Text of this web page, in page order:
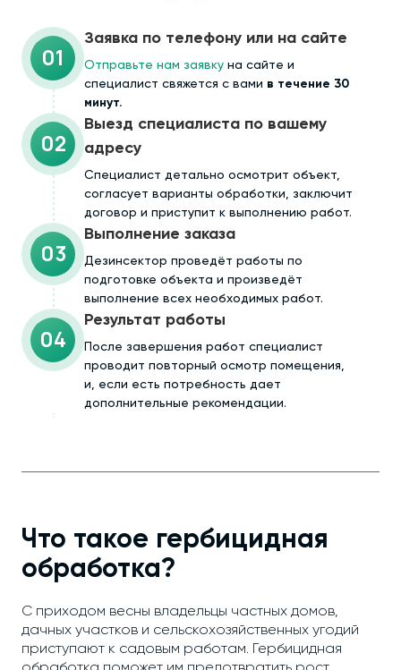
01
Заявка по телефону или на сайте
Отправьте нам заявку на сайте и
специалист свяжется с вами в течение 30
минут.
02
Выезд специалиста по вашему
адресу
Cпециалист детально осмотрит объект,
согласует варианты обработки, заключит
договор и приступит к выполнению работ.
03
Выполнение заказа
Дезинсектор проведёт работы по
подготовке объекта и произведёт
выполнение всех необходимых работ.
04
Результат работы
После завершения работ специалист
проводит повторный осмотр помещения,
и, если есть потребность дает
дополнительные рекомендации.
Что такое гербицидная
обработка?
С приходом весны владельцы частных домов,
дачных участков и сельскохозяйственных угодий
приступают к садовым работам. Гербицидная